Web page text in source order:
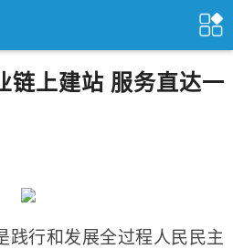
链上建站 服务直达一
行和发展全过程人民民主